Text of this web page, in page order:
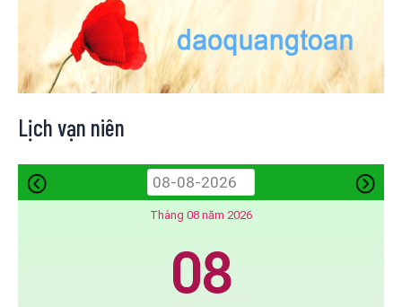
Lịch vạn niên
Tháng 08 năm 2026
08